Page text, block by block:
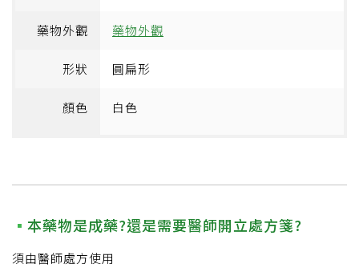
藥物外觀 藥物外觀
形狀 圓扁形
顏色 白色
本藥物是成藥?還是需要醫師開立處方箋?
須由醫師處方使用